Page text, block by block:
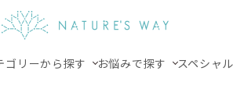
ゴリーから探す お悩みで探す スペシャ